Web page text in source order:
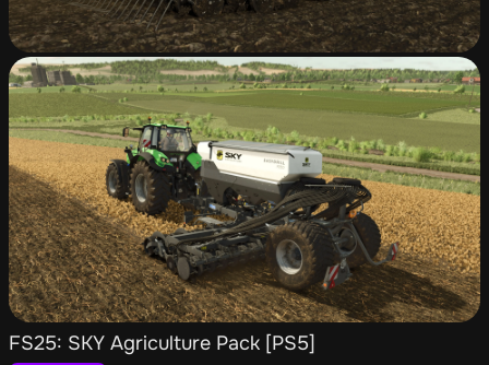
FS25: SKY Agriculture Pack [PS5]